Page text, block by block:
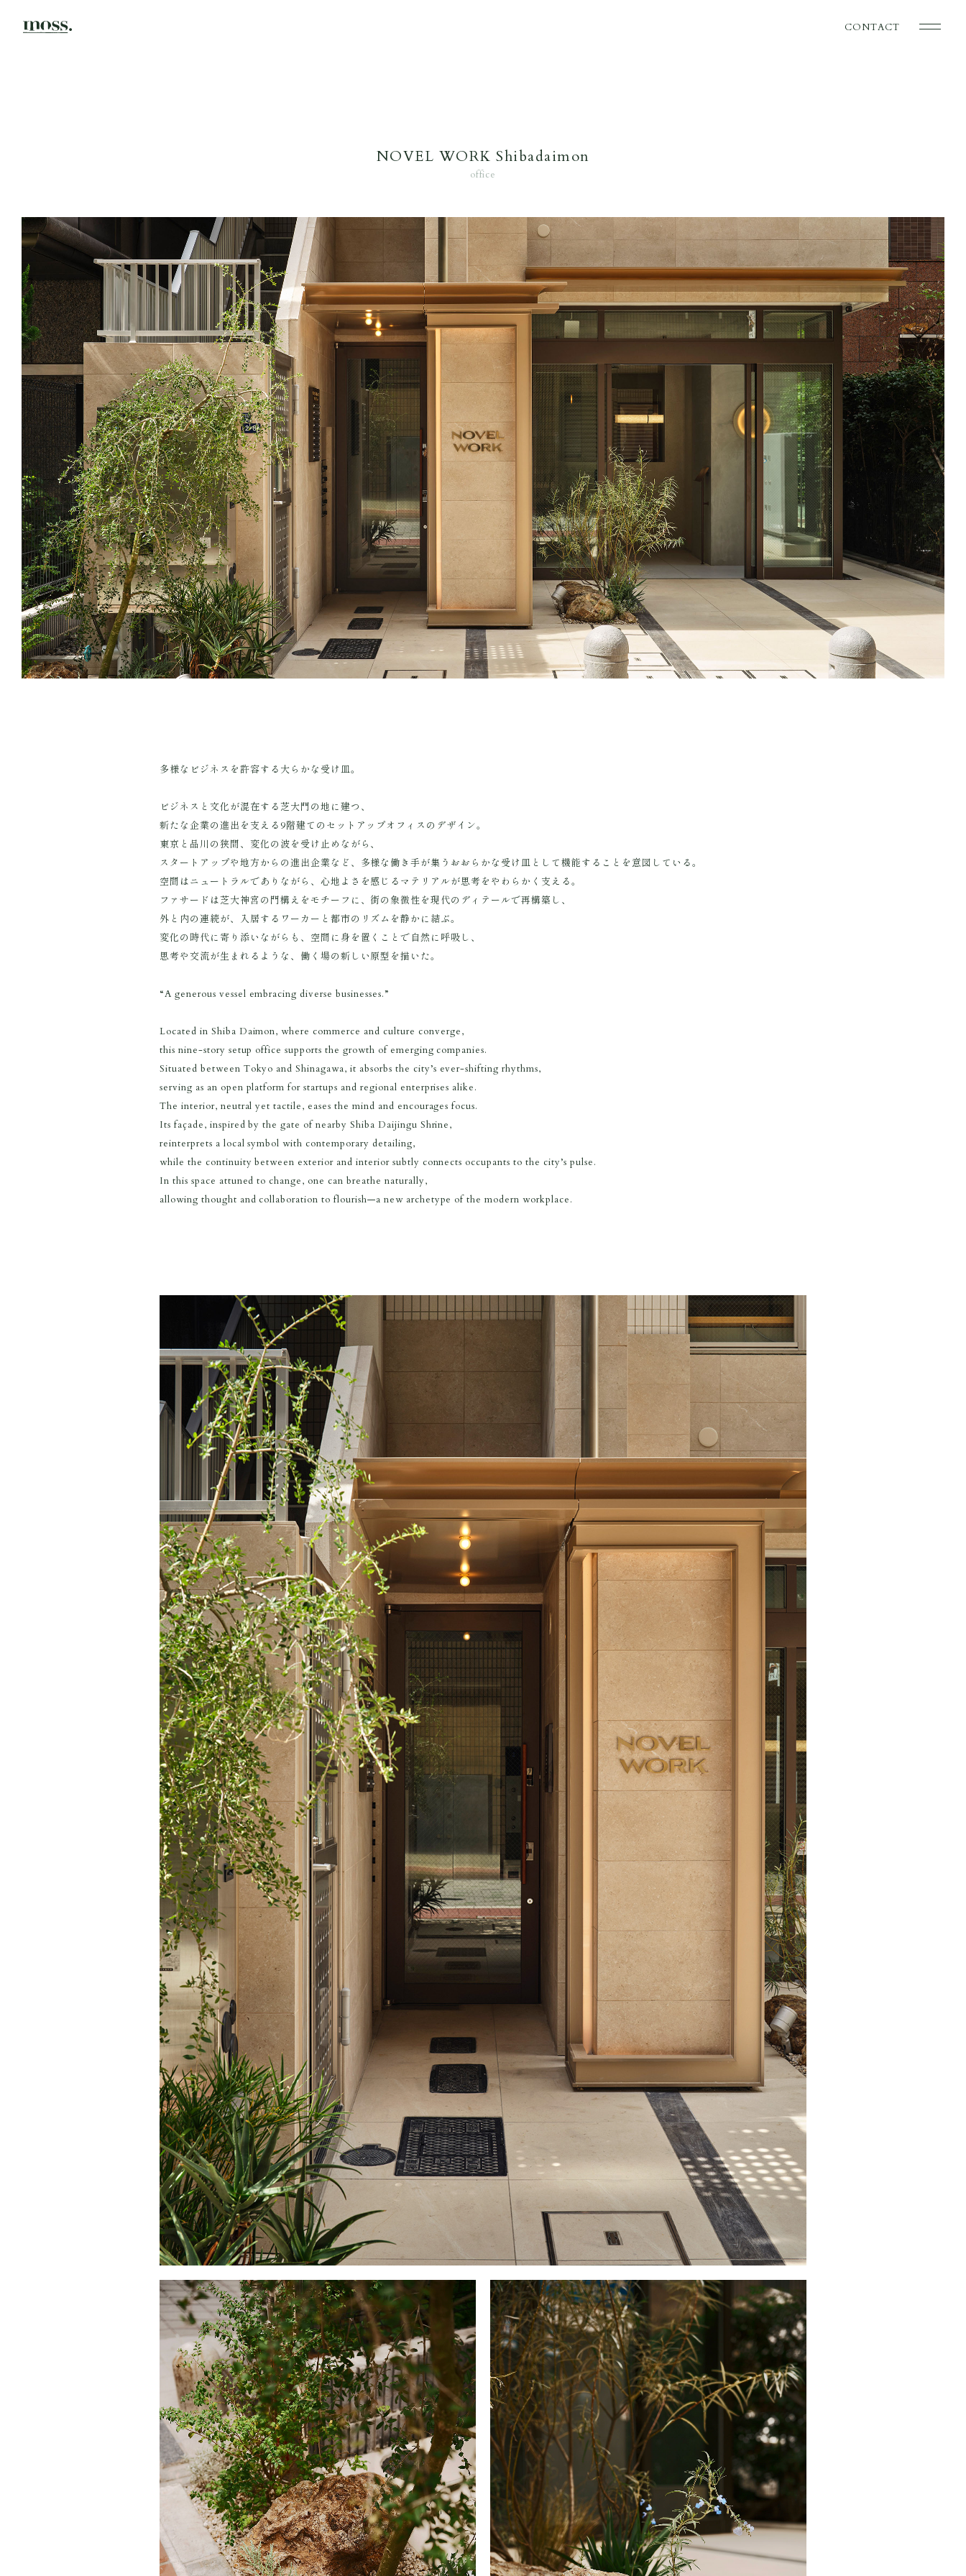
CONTACT
NOVEL WORK Shibadaimon
office
多様なビジネスを許容する大らかな受け皿。
ビジネスと文化が混在する芝大門の地に建つ、
新たな企業の進出を支える9階建てのセットアップオフィスのデザイン。
東京と品川の狭間、変化の波を受け止めながら、
スタートアップや地方からの進出企業など、多様な働き手が集うおおらかな受け皿として機能することを意図している。
空間はニュートラルでありながら、心地よさを感じるマテリアルが思考をやわらかく支える。
ファサードは芝大神宮の門構えをモチーフに、街の象徴性を現代のディテールで再構築し、
外と内の連続が、入居するワーカーと都市のリズムを静かに結ぶ。
変化の時代に寄り添いながらも、空間に身を置くことで自然に呼吸し、
思考や交流が生まれるような、働く場の新しい原型を描いた。
“A generous vessel embracing diverse businesses.”
Located in Shiba Daimon, where commerce and culture converge,
this nine-story setup office supports the growth of emerging companies.
Situated between Tokyo and Shinagawa, it absorbs the city’s ever-shifting rhythms,
serving as an open platform for startups and regional enterprises alike.
The interior, neutral yet tactile, eases the mind and encourages focus.
Its façade, inspired by the gate of nearby Shiba Daijingu Shrine,
reinterprets a local symbol with contemporary detailing,
while the continuity between exterior and interior subtly connects occupants to the city’s pulse.
In this space attuned to change, one can breathe naturally,
allowing thought and collaboration to flourish—a new archetype of the modern workplace.